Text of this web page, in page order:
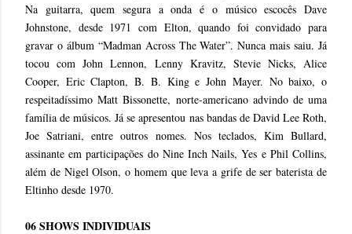
Na guitarra, quem segura a onda é o músico escocês Dave
Johnstone, desde 1971 com Elton, quando foi convidado para
gravar o álbum “Madman Across The Water”. Nunca mais saiu. Já
tocou com John Lennon, Lenny Kravitz, Stevie Nicks, Alice
Cooper, Eric Clapton, B. B. King e John Mayer. No baixo, o
respeitadíssimo Matt Bissonette, norte-americano advindo de uma
família de músicos. Já se apresentou nas bandas de David Lee Roth,
Joe Satriani, entre outros nomes. Nos teclados, Kim Bullard,
assinante em participações do Nine Inch Nails, Yes e Phil Collins,
além de Nigel Olson, o homem que leva a grife de ser baterista de
Eltinho desde 1970.
06 SHOWS INDIVIDUAIS